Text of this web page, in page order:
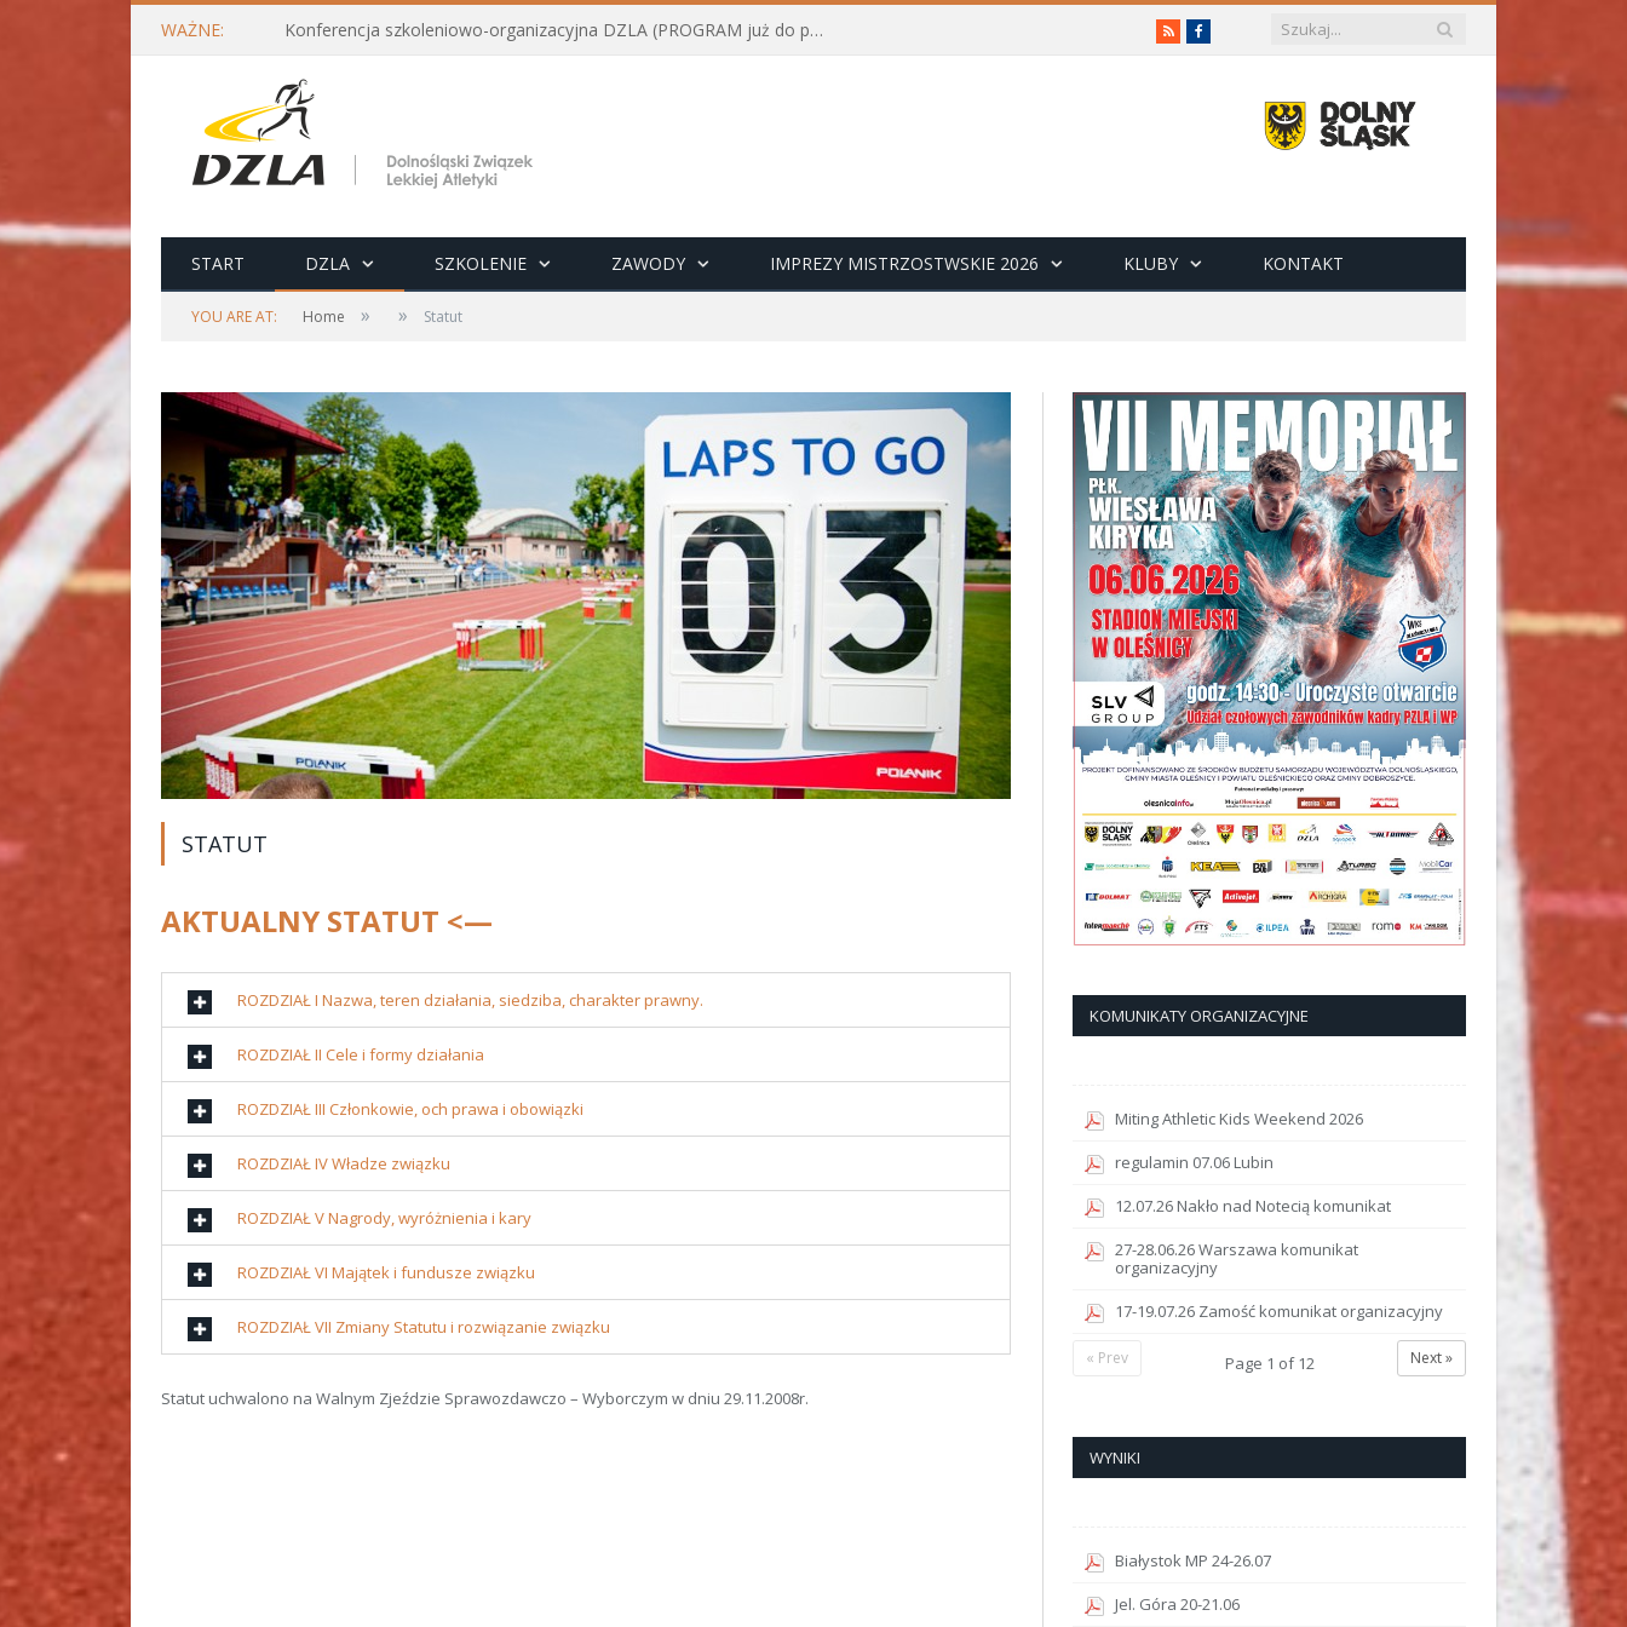
WAŻNE: Konferencja szkoleniowo-organizacyjna DZLA (PROGRAM już do pobrania) RSSFacebook
START DZLA SZKOLENIE ZAWODY IMPREZY MISTRZOSTWSKIE 2026 KLUBY KONTAKT
YOU ARE AT: Home » » Statut
STATUT
AKTUALNY STATUT <—
ROZDZIAŁ I Nazwa, teren działania, siedziba, charakter prawny.
ROZDZIAŁ II Cele i formy działania
ROZDZIAŁ III Członkowie, och prawa i obowiązki
ROZDZIAŁ IV Władze związku
ROZDZIAŁ V Nagrody, wyróżnienia i kary
ROZDZIAŁ VI Majątek i fundusze związku
ROZDZIAŁ VII Zmiany Statutu i rozwiązanie związku
Statut uchwalono na Walnym Zjeździe Sprawozdawczo – Wyborczym w dniu 29.11.2008r.
KOMUNIKATY ORGANIZACYJNE
Miting Athletic Kids Weekend 2026
regulamin 07.06 Lubin
12.07.26 Nakło nad Notecią komunikat
27-28.06.26 Warszawa komunikat
organizacyjny
17-19.07.26 Zamość komunikat organizacyjny
Next »
Page 1 of12
« Prev
WYNIKI
Białystok MP 24-26.07
Jel. Góra 20-21.06